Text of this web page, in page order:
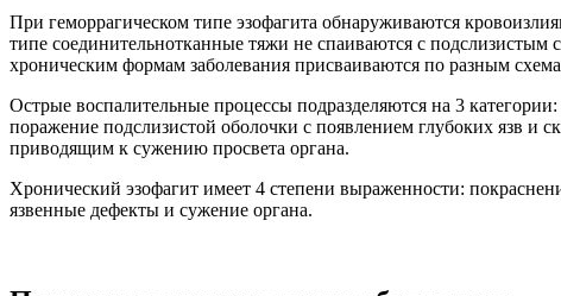
При геморрагическом типе эзофагита обнаруживаются
типе соединительнотканные тяжи не спаиваются с
хроническим формам заболевания присваиваются по разным
Острые воспалительные процессы подразделяются на 3
поражение подслизистой оболочки с появлением глубоких язв и
приводящим к сужению просвета органа.
Хронический эзофагит имеет 4 степени выраженности:
язвенные дефекты и сужение органа.